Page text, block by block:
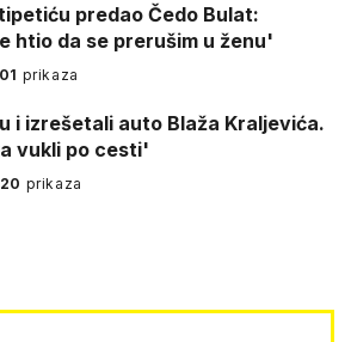
predao Čedo Bulat:
htio da se prerušim u ženu'
prikaza
i izrešetali auto Blaža Kraljevića.
vukli po cesti'
prikaza